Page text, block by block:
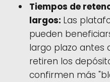
Tiempos de
largos: Las
pueden
largo plazo antes
retiren los
confirmen más